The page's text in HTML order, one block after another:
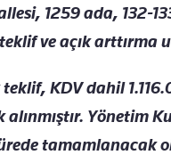
1259 ada, 132-
ve açık
KDV dahil
alınmıştır. Yönetim
tamamlanacak